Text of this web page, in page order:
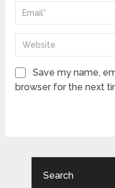
Save my name,
browser for the next
Search